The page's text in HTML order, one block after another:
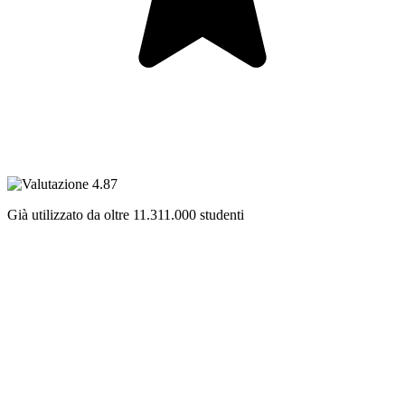
Già utilizzato da oltre 11.311.000 studenti